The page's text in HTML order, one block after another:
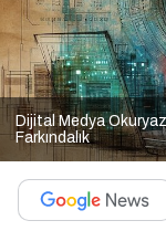
Dijital Medya
Farkındalık